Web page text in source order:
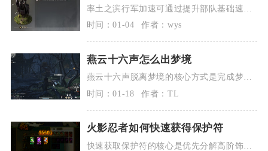
率土之滨行军加速可通过提升部队基础速
度、配置加速内政与战法、利用世族与国家
机制、合理建造前
时间：01-04 作者：wys
燕云十六声怎么出梦境
燕云十六声脱离梦境的核心方式是完成梦境
内主线剧情关键任务、破解幻境机关并击败
对应梦境首领，
时间：01-18 作者：TL
火影忍者如何快速获得保护符
快速获取保护符的核心是优先分解高阶饰